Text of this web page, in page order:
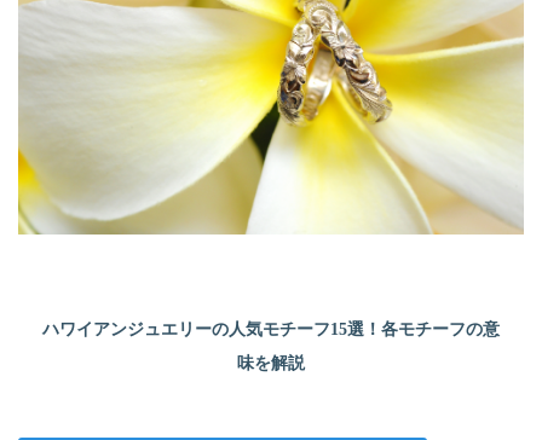
ハワイアンジュエリーの人気モチーフ15選！各モチーフの意
味を解説